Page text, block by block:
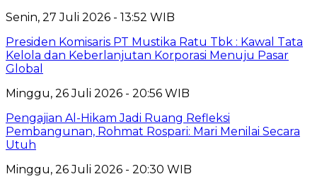
Senin, 27 Juli 2026 - 13:52 WIB
Presiden Komisaris PT Mustika Ratu Tbk : Kawal Tata
Kelola dan Keberlanjutan Korporasi Menuju Pasar
Global
Minggu, 26 Juli 2026 - 20:56 WIB
Pengajian Al-Hikam Jadi Ruang Refleksi
Pembangunan, Rohmat Rospari: Mari Menilai Secara
Utuh
Minggu, 26 Juli 2026 - 20:30 WIB